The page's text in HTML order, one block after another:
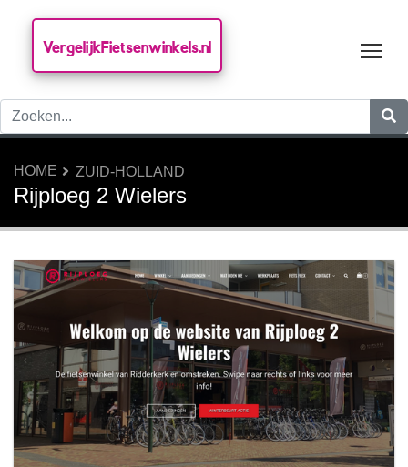
VergelijkFietsenwinkels.nl
HOME ZUID-HOLLAND
Rijploeg 2 Wielers